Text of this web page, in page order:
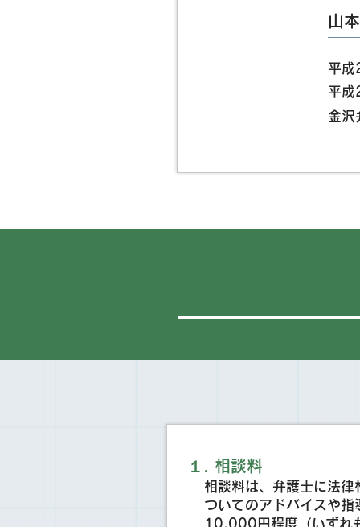
山
平
平
金沢
​１ . 相談料
相談料は、弁護士に法
ついてのアドバイスや
10,000円程度（いずれ